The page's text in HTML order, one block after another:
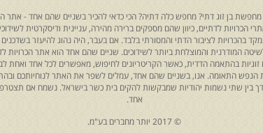
בן זוג דתי? מחפש כלה דתיה? הכי כדאי להכיר בשניים שהם אחד - אתר
לדתיים, כיוון שהם מספקים ברירה מהירה, עניינית ודיסקרטית
בהכרויות לציבור הדתי והמסורתי בלבד. אם בעבר, היה נהוג להיעזר
המודרנית והמוצלחת ביותר לשידוכים. שניים שהם אחד הוא אתר
זוגיות בהתאמה הדדית, כאשר הקריטריונים לחיפוש, מאפשרים לכל אחד ואחת
הנפש התאומה. אנו, בשניים שהם אחד, עמלים לשפר את האתר לנוחיותכם
בין שתי נשמות יהודיות שמבקשות להקים בית כשר בישראל. נשמח אם
אחד.
© 2017 יותר מחברים בע"מ.